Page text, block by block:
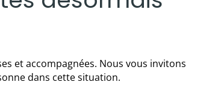
et accompagnées. Nous vous invitons
dans cette situation.